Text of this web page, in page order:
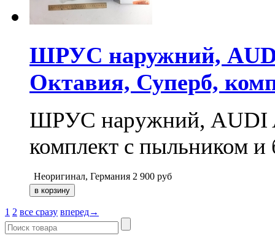
ШРУС наружний, AUDI
Октавия, Суперб,
ШРУС наружний, AUDI
комплект с пыльником и
Неоригинал, Германия 2 900 руб
1 2 все сразу вперед→